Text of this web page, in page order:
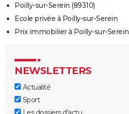
Poilly-sur-Serein (89310)
Ecole privée à Poilly-sur-Serein
Prix immobilier à Poilly-sur-Serein
NEWSLETTERS
Actualité
Sport